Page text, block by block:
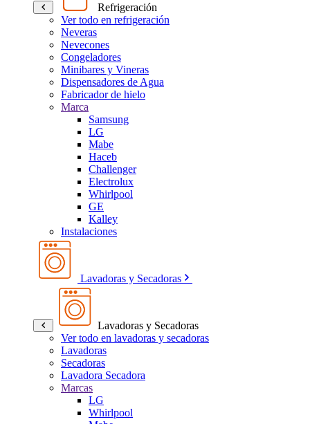
Refrigeración
Ver todo en refrigeración
Neveras
Nevecones
Congeladores
Minibares y Vineras
Dispensadores de Agua
Fabricador de hielo
Marca
Samsung
LG
Mabe
Haceb
Challenger
Electrolux
Whirlpool
GE
Kalley
Instalaciones
Lavadoras y Secadoras
Lavadoras y Secadoras
Ver todo en lavadoras y secadoras
Lavadoras
Secadoras
Lavadora Secadora
Marcas
LG
Whirlpool